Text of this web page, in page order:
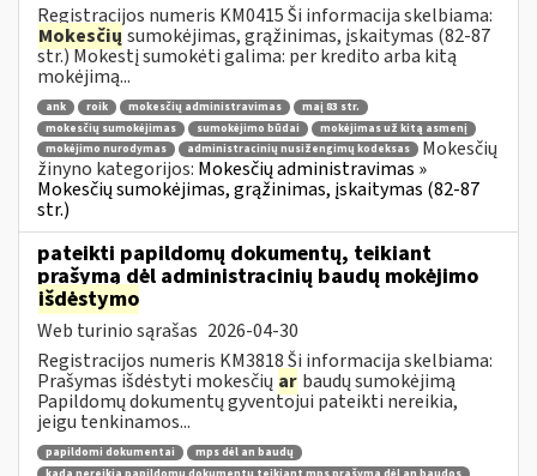
Registracijos numeris KM0415 Ši informacija skelbiama:
Mokesčių sumokėjimas, grąžinimas, įskaitymas (82-87
str.) Mokestį sumokėti galima: per kredito arba kitą
mokėjimą...
ank roik mokesčių administravimas
maį 83 str.
mokesčių sumokėjimas
sumokėjimo būdai
mokėjimas už kitą asmenį
mokėjimo nurodymas
administracinių nusižengimų kodeksas
Mokesčių
žinyno kategorijos: Mokesčių administravimas »
Mokesčių sumokėjimas, grąžinimas, įskaitymas (82-87
str.)
pateikti papildomų dokumentų, teikiant
prašymą dėl administracinių baudų mokėjimo
išdėstymo
Web turinio sąrašas 2026-04-30
Registracijos numeris KM3818 Ši informacija skelbiama:
Prašymas išdėstyti mokesčių ar baudų sumokėjimą
Papildomų dokumentų gyventojui pateikti nereikia,
jeigu tenkinamos...
papildomi dokumentai
mps dėl an baudų